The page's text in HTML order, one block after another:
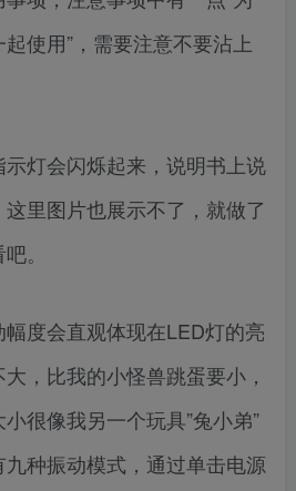
使用”，需要注意不要沾上
灯会闪烁起来，说明书上说
里图片也展示不了，就做了
。
度会直观体现在LED灯的亮
，比我的小怪兽跳蛋要小，
很像我另一个玩具”兔小弟”
种振动模式，通过单击电源